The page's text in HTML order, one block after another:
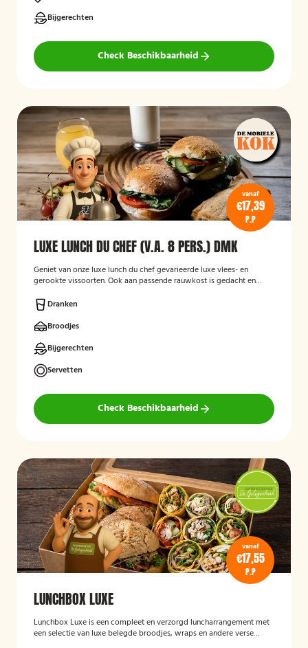
Bijgerechten
Check Beschikbaarheid
vanaf
€17,39
P.P
LUXE LUNCH DU CHEF (V.A. 8 PERS.) DMK
Geniet van onze luxe lunch du chef gevarieerde luxe vlees- en
gerookte vissoorten. Ook aan passende rauwkost is gedacht en
fruitsalade en dranken.
Dranken
Broodjes
Bijgerechten
Servetten
Check Beschikbaarheid
vanaf
€17,55
P.P
LUNCHBOX LUXE
Lunchbox Luxe is een compleet en verzorgd luncharrangement met
een selectie van luxe belegde broodjes, wraps en andere verse